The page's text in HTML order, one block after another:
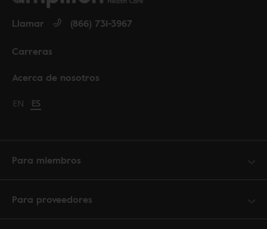
Acerca de nosotros
Carreras
Llamar (866) 731-3967
Change language to English
EN Cambiar idioma a español
ES
Para miembros
Para proveedores